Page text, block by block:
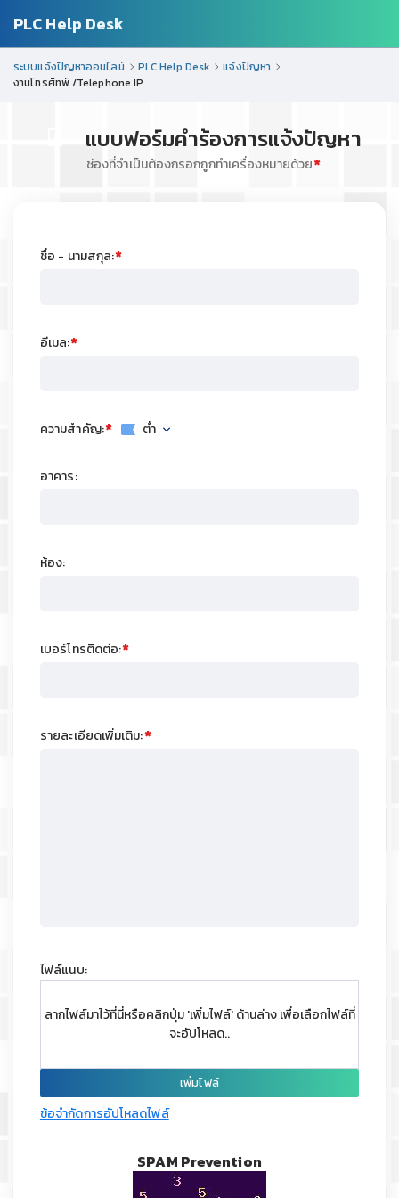
PLC Help Desk
ระบบแจ้งปัญหาออนไลน์ PLC Help Desk
แจ้งปัญหา
งานโทรศัทพ์ /Telephone IP
แบบฟอร์มคำร้องการแจ้งปัญหา
ช่องที่จำเป็นต้องกรอกถูกทำเครื่องหมายด้วย
ชื่อ - นามสกุล:
อีเมล:
ความสำคัญ: ต่ำ
อาคาร:
ห้อง:
เบอร์โทรติดต่อ:
รายละเอียดเพิ่มเติม:
ไฟล์แนบ:
ลากไฟล์มาไว้ที่นี่หรือคลิกปุ่ม 'เพิ่มไฟล์' ด้านล่าง เพื่อเลือกไฟล์ที่
จะอัปโหลด..
เพิ่มไฟล์
ข้อจำกัดการอัปโหลดไฟล์
SPAM Prevention